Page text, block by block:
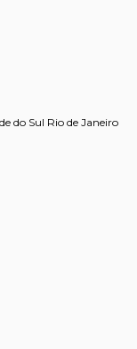
do Sul Rio de Janeiro